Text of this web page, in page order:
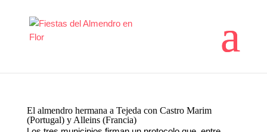
El almendro hermana a Tejeda con Castro Marim
(Portugal) y Alleins (Francia)